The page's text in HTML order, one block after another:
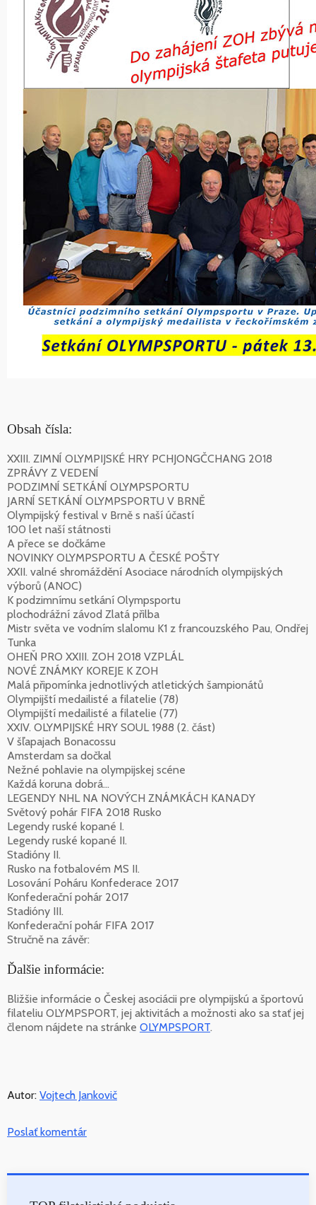
Obsah čísla:
XXIII. ZIMNÍ OLYMPIJSKÉ HRY PCHJONGČCHANG 2018
ZPRÁVY Z VEDENÍ
PODZIMNÍ SETKÁNÍ OLYMPSPORTU
JARNÍ SETKÁNÍ OLYMPSPORTU V BRNĚ
Olympijský festival v Brně s naší účastí
100 let naší státnosti
A přece se dočkáme
NOVINKY OLYMPSPORTU A ČESKÉ POŠTY
XXII. valné shromáždění Asociace národních olympijských
výborů (ANOC)
K podzimnímu setkání Olympsportu
plochodrážní závod Zlatá přilba
Mistr světa ve vodním slalomu K1 z francouzského Pau, Ondřej
Tunka
OHEŇ PRO XXIII. ZOH 2018 VZPLÁL
NOVÉ ZNÁMKY KOREJE K ZOH
Malá připomínka jednotlivých atletických šampionátů
Olympijští medailisté a filatelie (78)
Olympijští medailisté a filatelie (77)
XXIV. OLYMPIJSKÉ HRY SOUL 1988 (2. část)
V šľapajach Bonacossu
Amsterdam sa dočkal
Nežné pohlavie na olympijskej scéne
Každá koruna dobrá…
LEGENDY NHL NA NOVÝCH ZNÁMKÁCH KANADY
Světový pohár FIFA 2018 Rusko
Legendy ruské kopané I.
Legendy ruské kopané II.
Stadióny II.
Rusko na fotbalovém MS II.
Losování Poháru Konfederace 2017
Konfederační pohár 2017
Stadióny III.
Konfederační pohár FIFA 2017
Stručně na závěr:
Ďalšie informácie:
Bližšie informácie o Českej asociácii pre olympijskú a športovú
filateliu OLYMPSPORT, jej aktivitách a možnosti ako sa stať jej
členom nájdete na stránke OLYMPSPORT.
Autor: Vojtech Jankovič
Poslať komentár